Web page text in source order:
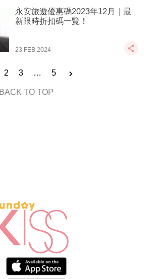
永安旅遊優惠碼2023年12月｜最
新限時折扣碼一覽！
23 FEB 2024
2 3 … 5
BACK TO TOP